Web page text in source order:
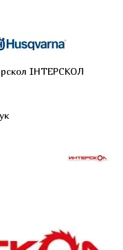
ІНТЕРСКОЛ